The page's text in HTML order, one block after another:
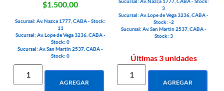
$1.500,00
Sucursal: Av. Nazca 1777, CABA - Stock:
11
Sucursal: Av. Lope de Vega 3236, CABA -
Stock: 0
Sucursal: Av. San Martin 2537, CABA -
Stock: 0
AGREGAR
3
Sucursal: Av. Lope de Vega 3236, CABA -
Stock: -2
Sucursal: Av. San Martin 2537, CABA -
Stock: 3
Últimas 3 unidades
AGREGAR